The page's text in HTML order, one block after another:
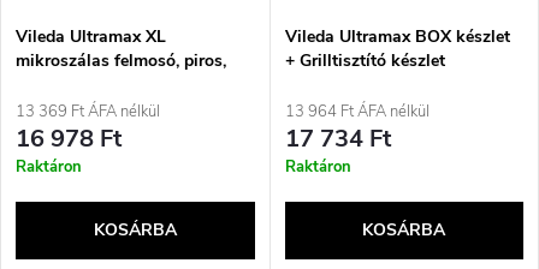
Vileda Ultramax XL
mikroszálas felmosó, piros,
13 369 Ft ÁFA nélkül
16 978 Ft
Raktáron
KOSÁRBA
Vileda Ultramax BOX készlet
+ Grilltisztító készlet
13 964 Ft ÁFA nélkül
17 734 Ft
Raktáron
KOSÁRBA